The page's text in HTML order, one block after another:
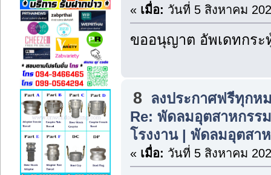
« เมื่อ: วันที่ 5 สิงหาคม
ขออนุญาต อัพเดทกระ
8
ลงประกาศฟรีทุกห
Re: พัดลมอุตสาหกรร
โรงงาน | พัดลมอุตสา
« เมื่อ: วันที่ 5 สิงหาคม